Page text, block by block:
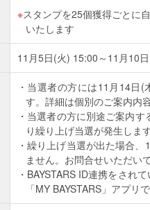
スタンプを25個獲得ごとに
いたします
11月5日(火) 15:00～11月10
当選者の方には11月14日(
す。詳細は個別のご案内内
当選者の方に別途ご案内
り繰り上げ当選が発生しま
繰り上げ当選が出た場合、
ません。お問合せいただい
BAYSTARS ID連携をされ
「MY BAYSTARS」アプリ